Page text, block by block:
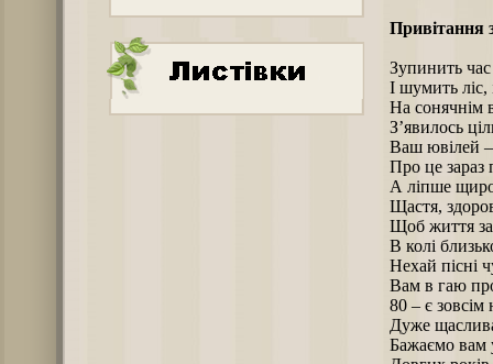
Привітання
Зупинить
І шумить ліс,
На сонячнім
З’явилось
Ваш ювілей
Про це зараз
А ліпше
Щастя,
Щоб життя
В колі
Нехай пісні
Вам в гаю
80 – є зовсім
Дуже
Бажаємо вам